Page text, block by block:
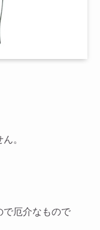
。
で厄介なもので